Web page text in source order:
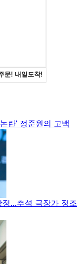
란’ 정준원의 고백
정…추석 극장가 정조